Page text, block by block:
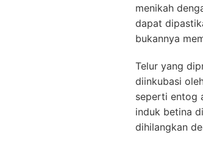
menikah
dapat
bukannya
Telur yang
diinkubasi
seperti entog
induk betina
dihilangkan